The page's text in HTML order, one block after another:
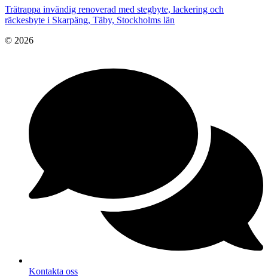
Trätrappa invändig renoverad med stegbyte, lackering och
räckesbyte i Skarpäng, Täby, Stockholms län
© 2026
Kontakta oss